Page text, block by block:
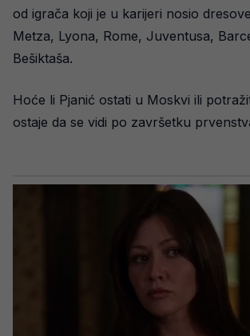
od igrača koji je u karijeri nosio
Metza, Lyona, Rome, Juventusa,
Bešiktaša.
Hoće li Pjanić ostati u Moskvi ili
ostaje da se vidi po završetku